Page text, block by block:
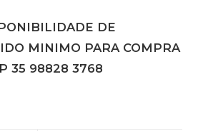
DE
MINIMO PARA COMPRA
35 98828 3768